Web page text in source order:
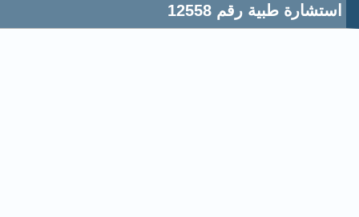
استشارة طبية رقم 12558